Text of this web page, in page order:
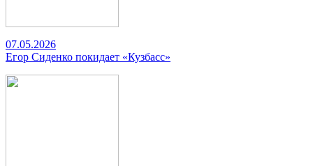
07.05.2026
Егор Сиденко покидает «Кузбасс»